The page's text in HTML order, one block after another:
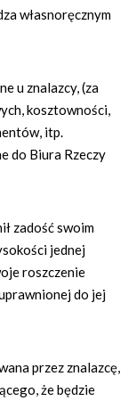
własnoręcznym
u znalazcy, (za
kosztowności,
itp.
do Biura Rzeczy
zadość swoim
jednej
roszczenie
do jej
przez znalazcę,
że będzie